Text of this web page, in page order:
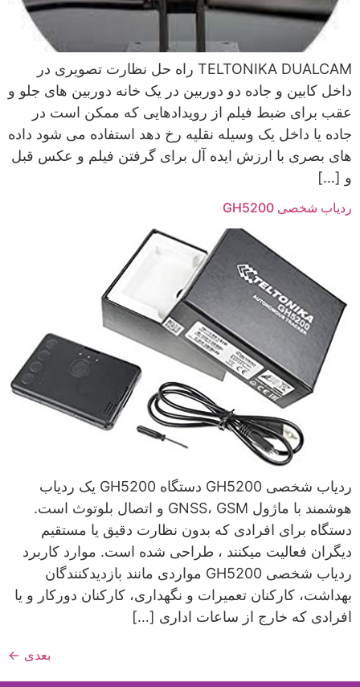
TELTONIKA DUALCAM راه حل نظارت تصویری در
داخل کابین و جاده دو دوربین در یک خانه دوربین های جلو و
عقب برای ضبط فیلم از رویدادهایی که ممکن است در
جاده یا داخل یک وسیله نقلیه رخ دهد استفاده می شود داده
های بصری با ارزش ایده آل برای گرفتن فیلم و عکس قبل
و […]
ردیاب شخصی GH5200
ردیاب شخصی GH5200 دستگاه GH5200 یک ردیاب
هوشمند با ماژول GNSS، GSM و اتصال بلوتوث است.
دستگاه برای افرادی که بدون نظارت دقیق یا مستقیم
دیگران فعالیت می­کنند ، طراحی شده است. موارد کاربرد
ردیاب شخصی GH5200 مواردی مانند بازدیدکنندگان
بهداشت، کارکنان تعمیرات و نگهداری، کارکنان دورکار و یا
افرادی که خارج از ساعات اداری […]
بعدی ←